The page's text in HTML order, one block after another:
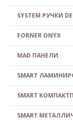
SYSTEM РУЧКИ
FORNER ONYX
MAD ПАНЕЛИ
SMART
SMART
SMART